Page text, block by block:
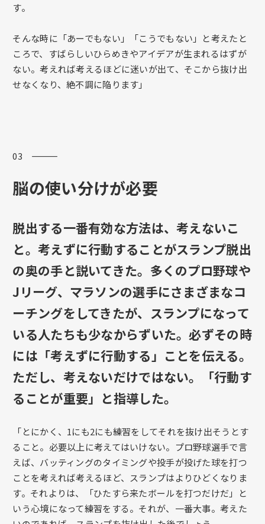
す。
そんな時に「あーでもない」「こうでもない」と考えたと
ころで、すばらしいひらめきやアイデアが生まれるはずが
ない。考えれば考えるほどに迷いが出て、そこから抜け出
せなくなり、絶不調に陥ります」
03 ―――
脳の使い分けが必要
脱出する一番有効な方法は、考えないこ
と。考えずに行動することがスランプ脱出
の奥の手と説いてきた。多くのプロ野球や
Jリーグ、マラソンの選手にさまざまなコ
ーチングをしてきたが、スランプになって
いる人たちも少なからずいた。必ずその時
には「考えずに行動する」ことを伝える。
ただし、考えないだけではない。「行動す
ることが重要」と指導した。
「とにかく、1にも2にも練習をしてそれを抜け出そうとす
ること。必要以上に考えてはいけない。プロ野球選手で言
えば、バッティングのタイミングや投手が投げた球を打つ
ことを考えれば考えるほど、スランプはよりひどくなりま
す。それよりは、「ひたすら来たボールを打つだけだ」と
いう心境になって練習をする。それが、一番大事。考えた